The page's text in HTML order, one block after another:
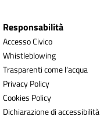
Responsabilità
Accesso Civico
Whistleblowing
Trasparenti come l’acqua
Privacy Policy
Cookies Policy
Dichiarazione di accessibilità